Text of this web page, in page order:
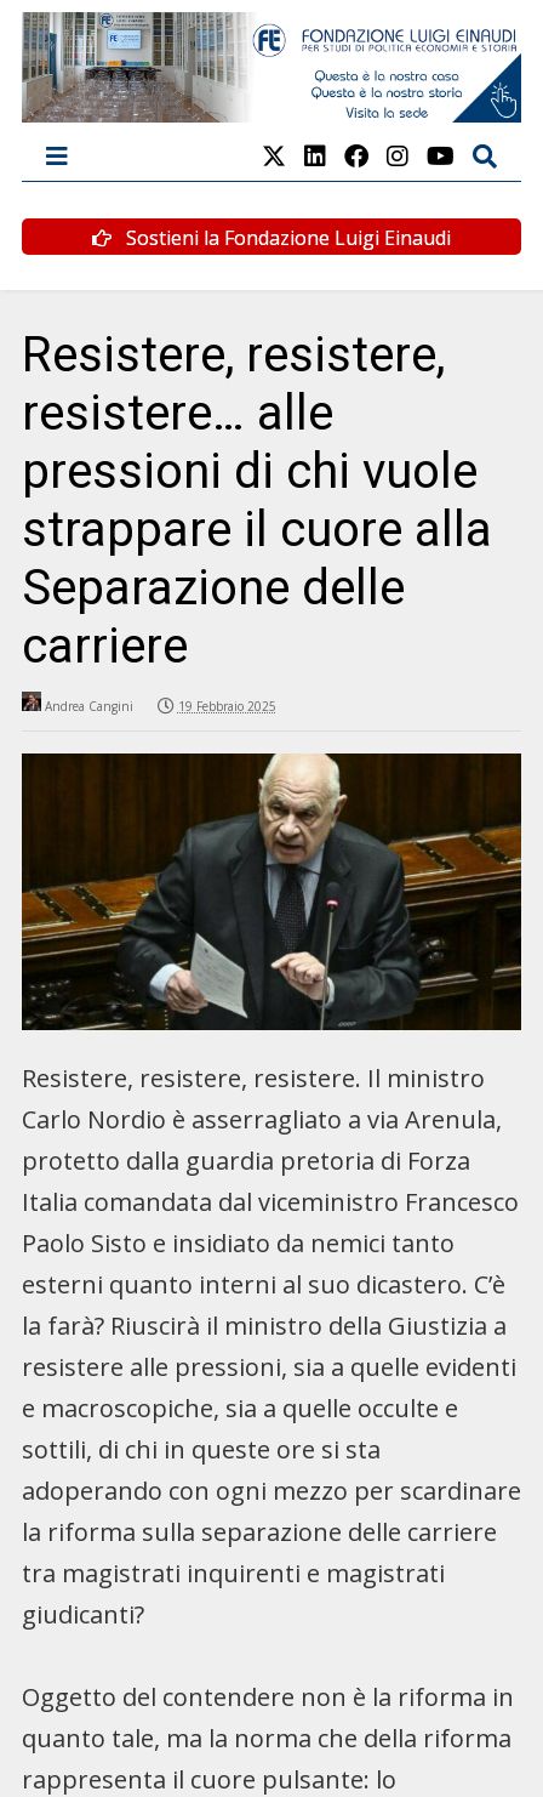
Sostieni la Fondazione Luigi Einaudi
Resistere, resistere,
resistere… alle
pressioni di chi vuole
strappare il cuore alla
Separazione delle
carriere
Andrea Cangini 19 Febbraio 2025
Resistere, resistere, resistere. Il ministro
Carlo Nordio è asserragliato a via Arenula,
protetto dalla guardia pretoria di Forza
Italia comandata dal viceministro Francesco
Paolo Sisto e insidiato da nemici tanto
esterni quanto interni al suo dicastero. C’è
la farà? Riuscirà il ministro della Giustizia a
resistere alle pressioni, sia a quelle evidenti
e macroscopiche, sia a quelle occulte e
sottili, di chi in queste ore si sta
adoperando con ogni mezzo per scardinare
la riforma sulla separazione delle carriere
tra magistrati inquirenti e magistrati
giudicanti?
Oggetto del contendere non è la riforma in
quanto tale, ma la norma che della riforma
rappresenta il cuore pulsante: lo